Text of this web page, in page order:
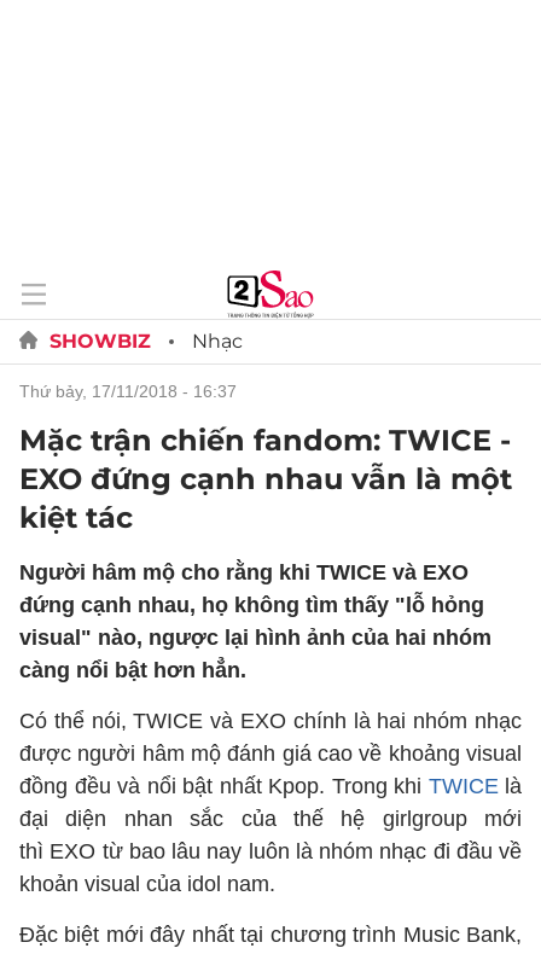
SHOWBIZ Nhạc
thứ bảy, 17/11/2018 - 16:37
Mặc trận chiến fandom: TWICE -
EXO đứng cạnh nhau vẫn là một
kiệt tác
Người hâm mộ cho rằng khi TWICE và EXO
đứng cạnh nhau, họ không tìm thấy "lỗ hỏng
visual" nào, ngược lại hình ảnh của hai nhóm
càng nổi bật hơn hẳn.
Có thể nói, TWICE và EXO chính là hai nhóm nhạc
được người hâm mộ đánh giá cao về khoảng visual
đồng đều và nổi bật nhất Kpop. Trong khi TWICElà
đại diện nhan sắc của thế hệ girlgroup mới
thì EXO từ bao lâu nay luôn là nhóm nhạc đi đầu về
khoản visual của idol nam.
Đặc biệt mới đây nhất tại chương trình Music Bank,